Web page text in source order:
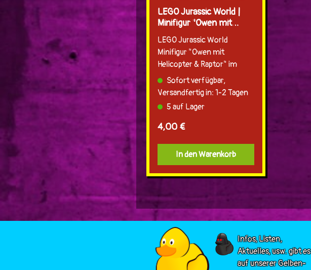
LEGO Jurassic World |
Minifigur "Owen mit
Helicopter & Raptor"
LEGO Jurassic World
Minifigur "Owen mit
Helicopter & Raptor" im
Paperbag.
Sofort verfügbar,
Versandfertig in: 1-2 Tagen
5 auf Lager
Regulärer Preis:
4,00 €
In den Warenkorb
Infos, Listen,
Aktuelles, usw. gibt es
auf unserer Gelben-